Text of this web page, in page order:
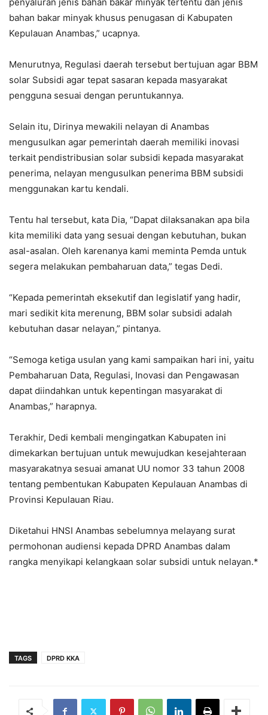
bahan bakar minyak khusus penugasan di Kabupaten
Kepulauan Anambas,” ucapnya.
Menurutnya, Regulasi daerah tersebut bertujuan agar BBM
solar Subsidi agar tepat sasaran kepada masyarakat
pengguna sesuai dengan peruntukannya.
Selain itu, Dirinya mewakili nelayan di Anambas
mengusulkan agar pemerintah daerah memiliki inovasi
terkait pendistribusian solar subsidi kepada masyarakat
penerima, nelayan mengusulkan penerima BBM subsidi
menggunakan kartu kendali.
Tentu hal tersebut, kata Dia, “Dapat dilaksanakan apa bila
kita memiliki data yang sesuai dengan kebutuhan, bukan
asal-asalan. Oleh karenanya kami meminta Pemda untuk
segera melakukan pembaharuan data,” tegas Dedi.
“Kepada pemerintah eksekutif dan legislatif yang hadir,
mari sedikit kita merenung, BBM solar subsidi adalah
kebutuhan dasar nelayan,” pintanya.
“Semoga ketiga usulan yang kami sampaikan hari ini, yaitu
Pembaharuan Data, Regulasi, Inovasi dan Pengawasan
dapat diindahkan untuk kepentingan masyarakat di
Anambas,” harapnya.
Terakhir, Dedi kembali mengingatkan Kabupaten ini
dimekarkan bertujuan untuk mewujudkan kesejahteraan
masyarakatnya sesuai amanat UU nomor 33 tahun 2008
tentang pembentukan Kabupaten Kepulauan Anambas di
Provinsi Kepulauan Riau.
Diketahui HNSI Anambas sebelumnya melayang surat
permohonan audiensi kepada DPRD Anambas dalam
rangka menyikapi kelangkaan solar subsidi untuk nelayan.*
TAGS DPRD KKA